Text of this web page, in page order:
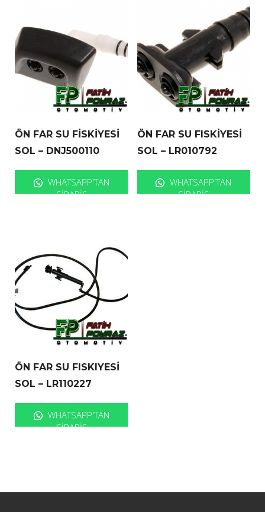
ÖN FAR SU FİSKİYESİ
SOL – DNJ500110
WHATSAPP'TAN
SIPARIŞ
ÖN FAR SU FISKİYESİ
SOL – LR010792
WHATSAPP'TAN
SIPARIŞ
ÖN FAR SU FISKIYESİ
SOL – LR110227
WHATSAPP'TAN
SIPARIŞ